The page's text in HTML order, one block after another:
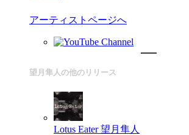
アーティストページへ
望月隼人の他のリリース
Lotus Eater 望月隼人